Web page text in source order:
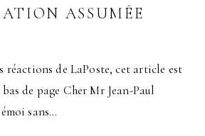
ASSUMÉE
réactions de LaPoste, cet article est
de page Cher Mr Jean-Paul
sans…